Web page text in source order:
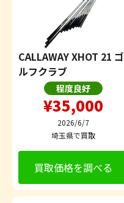
CALLAWAY XHOT 21 ゴ
ルフクラブ
程度良好
¥35,000
2026/6/7
埼玉県で買取
買取価格を調べる